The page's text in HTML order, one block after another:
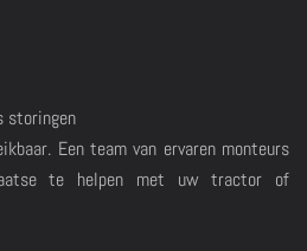
storingen
Een team van ervaren monteurs
te helpen met uw tractor of